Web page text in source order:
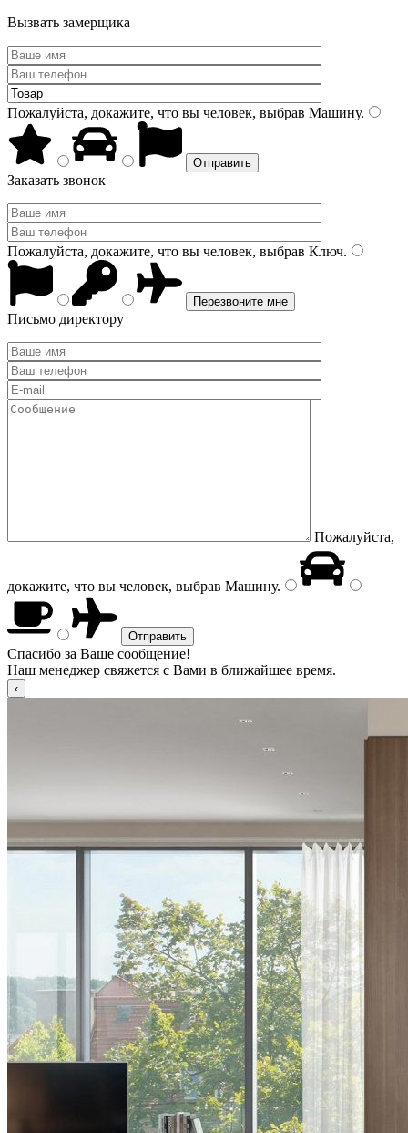
Вызвать замерщика
Пожалуйста, докажите, что вы человек, выбрав Машину.
Заказать звонок
Пожалуйста, докажите, что вы человек, выбрав Ключ.
Письмо директору
Пожалуйста,
докажите, что вы человек, выбрав Машину.
Спасибо за Ваше сообщение!
Наш менеджер свяжется с Вами в ближайшее время.